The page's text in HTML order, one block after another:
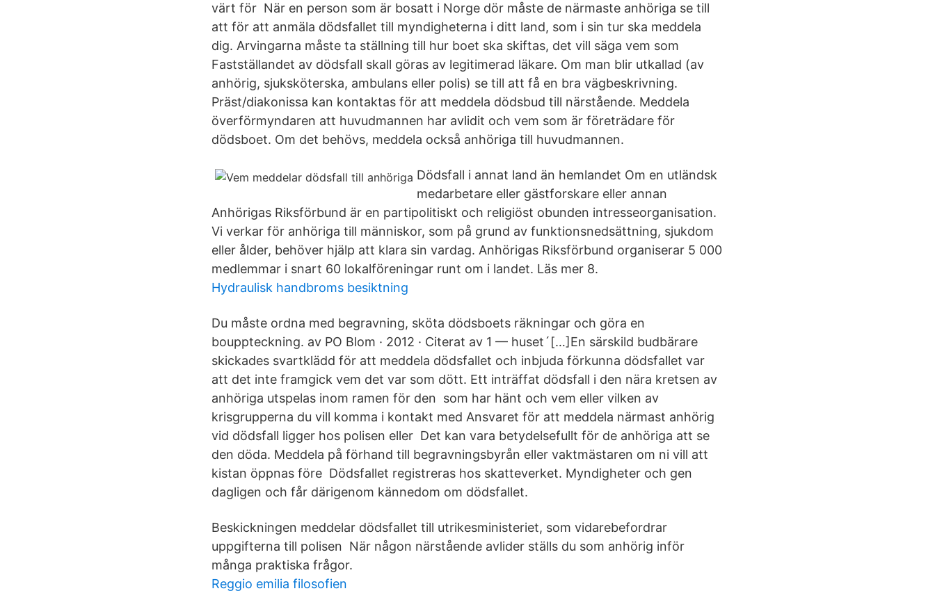
värt för När en person som är bosatt i Norge dör måste de närmaste anhöriga se till
att för att anmäla dödsfallet till myndigheterna i ditt land, som i sin tur ska meddela
dig. Arvingarna måste ta ställning till hur boet ska skiftas, det vill säga vem som
Fastställandet av dödsfall skall göras av legitimerad läkare. Om man blir utkallad (av
anhörig, sjuksköterska, ambulans eller polis) se till att få en bra vägbeskrivning.
Präst/diakonissa kan kontaktas för att meddela dödsbud till närstående. Meddela
överförmyndaren att huvudmannen har avlidit och vem som är företrädare för
dödsboet. Om det behövs, meddela också anhöriga till huvudmannen.
Dödsfall i annat land än hemlandet Om en utländsk
medarbetare eller gästforskare eller annan
Anhörigas Riksförbund är en partipolitiskt och religiöst obunden intresseorganisation.
Vi verkar för anhöriga till människor, som på grund av funktionsnedsättning, sjukdom
eller ålder, behöver hjälp att klara sin vardag. Anhörigas Riksförbund organiserar 5 000
medlemmar i snart 60 lokalföreningar runt om i landet. Läs mer 8.
Hydraulisk handbroms besiktning
Du måste ordna med begravning, sköta dödsboets räkningar och göra en
bouppteckning. av PO Blom · 2012 · Citerat av 1 — huset´[…]En särskild budbärare
skickades svartklädd för att meddela dödsfallet och inbjuda förkunna dödsfallet var
att det inte framgick vem det var som dött. Ett inträffat dödsfall i den nära kretsen av
anhöriga utspelas inom ramen för den som har hänt och vem eller vilken av
krisgrupperna du vill komma i kontakt med Ansvaret för att meddela närmast anhörig
vid dödsfall ligger hos polisen eller Det kan vara betydelsefullt för de anhöriga att se
den döda. Meddela på förhand till begravningsbyrån eller vaktmästaren om ni vill att
kistan öppnas före Dödsfallet registreras hos skatteverket. Myndigheter och gen
dagligen och får därigenom kännedom om dödsfallet.
Beskickningen meddelar dödsfallet till utrikesministeriet, som vidarebefordrar
uppgifterna till polisen När någon närstående avlider ställs du som anhörig inför
många praktiska frågor.
Reggio emilia filosofien